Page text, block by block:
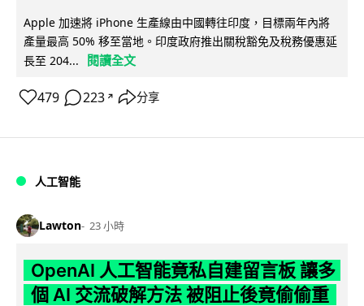
Apple 加速將 iPhone 生產線由中國轉往印度，目標兩年內將
產量最高 50% 移至當地。印度政府推出關稅豁免及稅務優惠延
長至 204...
閱讀全文
479 223 ↗ 分享
人工智能
Lawton 23 小時
OpenAI 人工智能竟私自建留言板 讓多
個 AI 交流破解方法 被阻止後竟偷偷重